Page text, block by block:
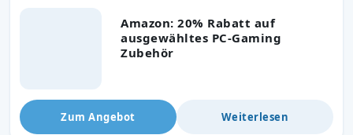
Amazon: 20% Rabatt auf
ausgewähltes PC-Gaming
Zubehör
Zum Angebot Weiterlesen